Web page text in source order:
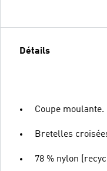
Détails
Coupe moulante.
Bretelles
78 % nylon